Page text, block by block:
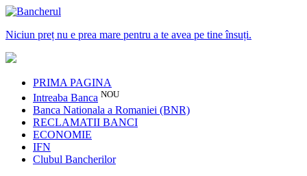
Niciun preț nu e prea mare pentru a te avea pe tine însuți.
PRIMA PAGINA
Intreaba Banca NOU
Banca Nationala a Romaniei (BNR)
RECLAMATII BANCI
ECONOMIE
IFN
Clubul Bancherilor